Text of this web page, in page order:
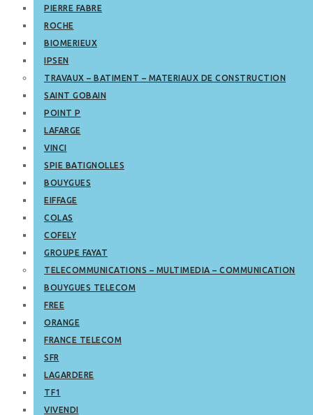
PIERRE FABRE
ROCHE
BIOMERIEUX
IPSEN
TRAVAUX – BATIMENT – MATERIAUX DE CONSTRUCTION
SAINT GOBAIN
POINT P
LAFARGE
VINCI
SPIE BATIGNOLLES
BOUYGUES
EIFFAGE
COLAS
COFELY
GROUPE FAYAT
TELECOMMUNICATIONS – MULTIMEDIA – COMMUNICATION
BOUYGUES TELECOM
FREE
ORANGE
FRANCE TELECOM
SFR
LAGARDERE
TF1
VIVENDI